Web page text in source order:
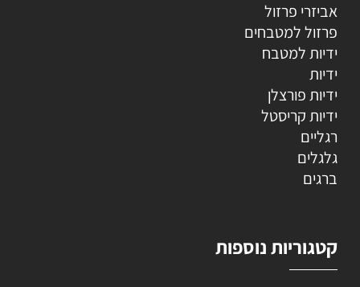
אביזרי פרזול
פרזול למטבחים
ידיות למטבח
ידיות
ידיות פורצלן
ידיות קריסטל
רגליים
גלגלים
ברגים
קטגוריות נוספות